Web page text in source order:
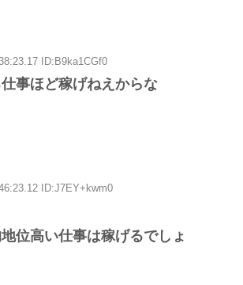
ID:B9ka1CGf0
事ほど稼げねえからな
ID:J7EY+kwm0
位高い仕事は稼げるでしょ